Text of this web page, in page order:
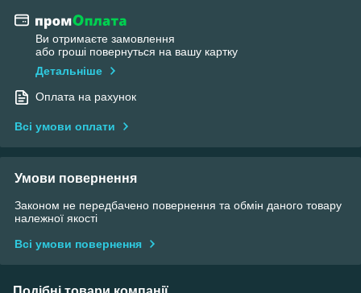
Ви отримаєте замовлення
або гроші повернуться на вашу картку
Детальніше
Оплата на рахунок
Всі умови оплати
Умови повернення
Законом не передбачено повернення та обмін даного товару
належної якості
Всі умови повернення